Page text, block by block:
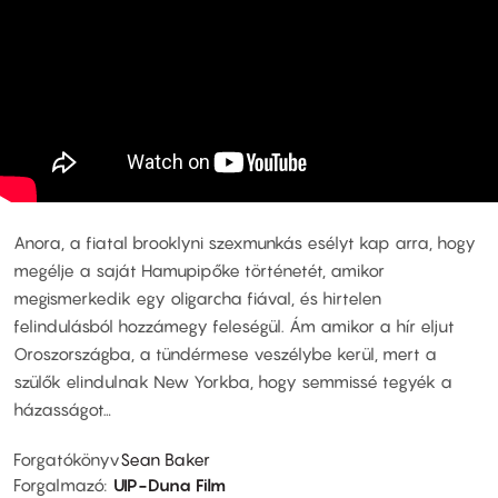
Anora, a fiatal brooklyni szexmunkás esélyt kap arra, hogy
megélje a saját Hamupipőke történetét, amikor
megismerkedik egy oligarcha fiával, és hirtelen
felindulásból hozzámegy feleségül. Ám amikor a hír eljut
Oroszországba, a tündérmese veszélybe kerül, mert a
szülők elindulnak New Yorkba, hogy semmissé tegyék a
házasságot…
ForgatókönyvSean Baker
Forgalmazó UIP-Duna Film